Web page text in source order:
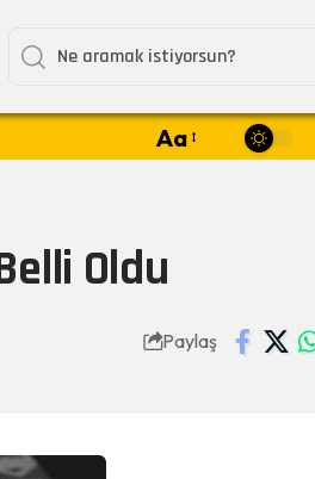
Aa
Oldu
Paylaş